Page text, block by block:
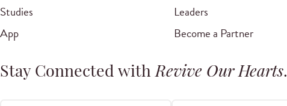
Studies
App
Leaders
Become a Partner
Stay Connected withRevive Our Hearts.